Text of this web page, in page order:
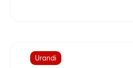
Urandi